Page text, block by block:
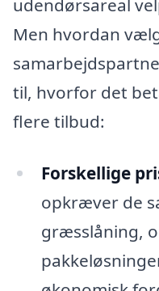
udendørsareal
Men hvordan
til, hvorfor det
flere tilbud:
Forskellige
opkræver de
græsslåning,